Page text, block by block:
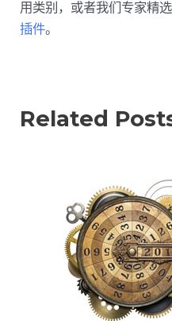
用类别，或者我们专家精
插件。
Related